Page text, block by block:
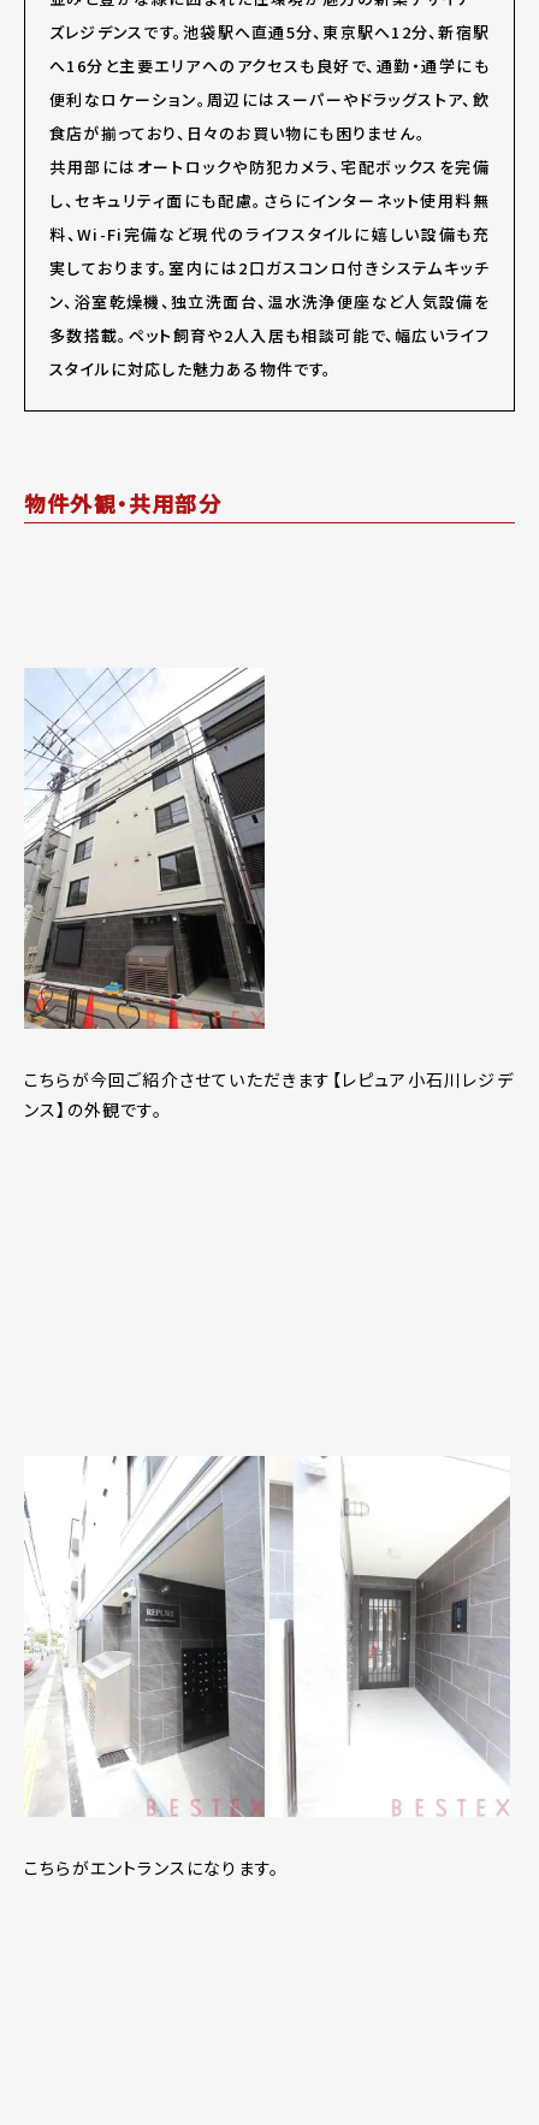
ズレジデンスです。池袋駅へ直通5分、東京駅へ12分、新宿駅
へ16分と主要エリアへのアクセスも良好で、通勤・通学にも
便利なロケーション。周辺にはスーパーやドラッグストア、飲
食店が揃っており、日々のお買い物にも困りません。
共用部にはオートロックや防犯カメラ、宅配ボックスを完備
し、セキュリティ面にも配慮。さらにインターネット使用料無
料、Wi-Fi完備など現代のライフスタイルに嬉しい設備も充
実しております。室内には2口ガスコンロ付きシステムキッチ
ン、浴室乾燥機、独立洗面台、温水洗浄便座など人気設備を
多数搭載。ペット飼育や2人入居も相談可能で、幅広いライフ
スタイルに対応した魅力ある物件です。
物件外観・共用部分
こちらが今回ご紹介させていただきます【レピュア小石川レジデ
ンス】の外観です。
こちらがエントランスになります。